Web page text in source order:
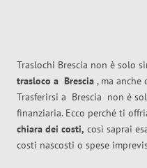
Traslochi Brescia non è solo
trasloco a Brescia , ma anche
Trasferirsi a Brescia non è
finanziaria. Ecco perché ti
chiara dei costi, così saprai
costi nascosti o spese